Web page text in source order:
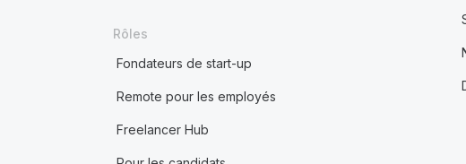
Rôles
Fondateurs de start-up
Remote pour les employés
Freelancer Hub